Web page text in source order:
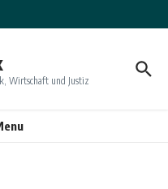
Wirtschaft und Justiz